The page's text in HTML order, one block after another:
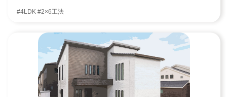
#4LDK #2×6工法